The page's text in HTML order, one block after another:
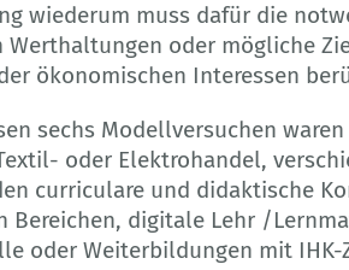
wiederum muss dafür die
Werthaltungen oder mögliche
ökonomischen Interessen
sechs Modellversuchen
oder Elektrohandel,
curriculare und didaktische
Bereichen, digitale Lehr /
oder Weiterbildungen mit